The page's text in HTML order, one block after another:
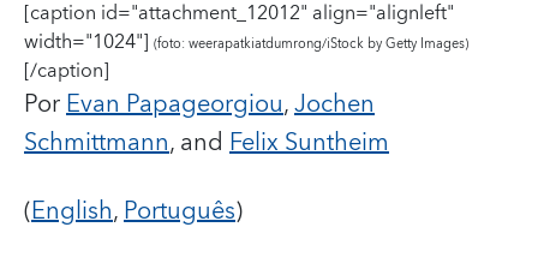
[caption id="attachment_12012" align="alignleft"
width="1024"] (foto: weerapatkiatdumrong/iStock by Getty Images)
[/caption]
PorEvan Papageorgiou,Jochen
Schmittmann, and Felix Suntheim
(English,Português)